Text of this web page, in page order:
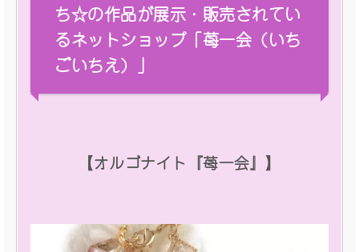
ち☆の作品が展示・販売されてい
るネットショップ「苺一会（いち
ごいちえ）」
【オルゴナイト『苺一会』】